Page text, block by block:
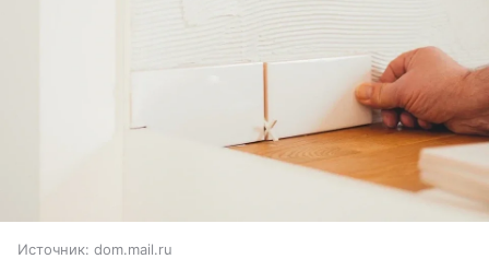
Источник: dom.mail.ru